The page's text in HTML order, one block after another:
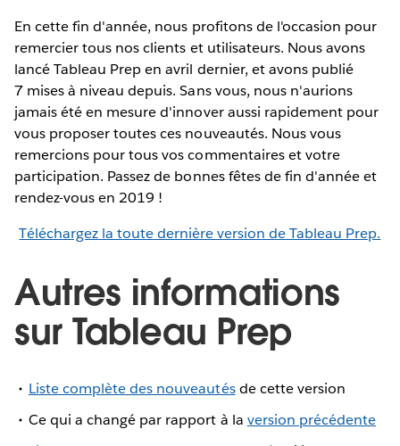
En cette fin d'année, nous profitons de l'occasion pour
remercier tous nos clients et utilisateurs. Nous avons
lancé Tableau Prep en avril dernier, et avons publié
7 mises à niveau depuis. Sans vous, nous n'aurions
jamais été en mesure d'innover aussi rapidement pour
vous proposer toutes ces nouveautés. Nous vous
remercions pour tous vos commentaires et votre
participation. Passez de bonnes fêtes de fin d'année et
rendez-vous en 2019 !
Téléchargez la toute dernière version de Tableau Prep.
Autres informations
sur Tableau Prep
Liste complète des nouveautésde cette version
Ce qui a changé par rapport à la version précédente